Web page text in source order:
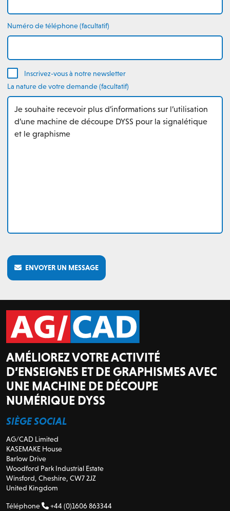
Numéro de téléphone (facultatif)
Inscrivez-vous à notre newsletter
La nature de votre demande (facultatif)
ENVOYER UN MESSAGE
AMÉLIOREZ VOTRE ACTIVITÉ
D’ENSEIGNES ET DE GRAPHISMES AVEC
UNE MACHINE DE DÉCOUPE
NUMÉRIQUE DYSS
SIÈGE SOCIAL
AG/CAD Limited
KASEMAKE House
Barlow Drive
Woodford Park Industrial Estate
Winsford, Cheshire, CW7 2JZ
United Kingdom
Téléphone
+44 (0)1606 863344